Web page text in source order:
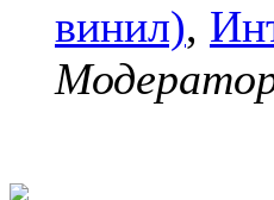
винил),